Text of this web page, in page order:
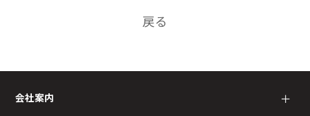
戻る
会社案内 ＋